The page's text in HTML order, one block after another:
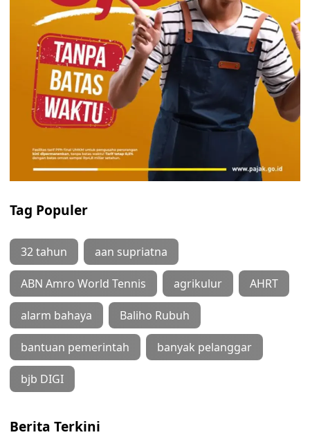
Tag Populer
32 tahun aan supriatna
ABN Amro World Tennis agrikulur AHRT
alarm bahaya Baliho Rubuh
bantuan pemerintah banyak pelanggar
bjb DIGI
Berita Terkini